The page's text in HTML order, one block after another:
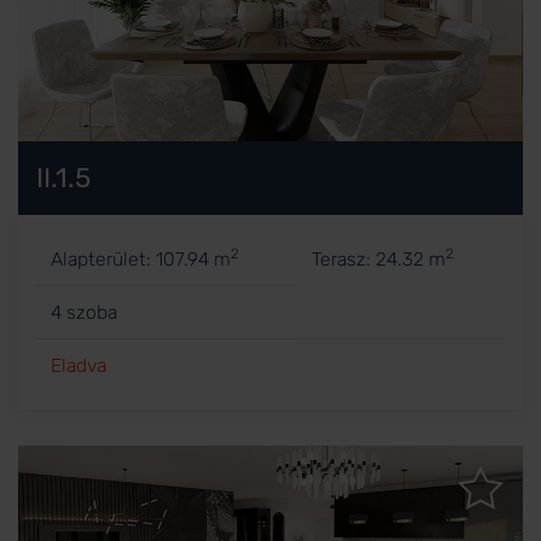
II.1.5
Alapterület: 107.94 m2 Terasz: 24.32 m2
4 szoba
Eladva